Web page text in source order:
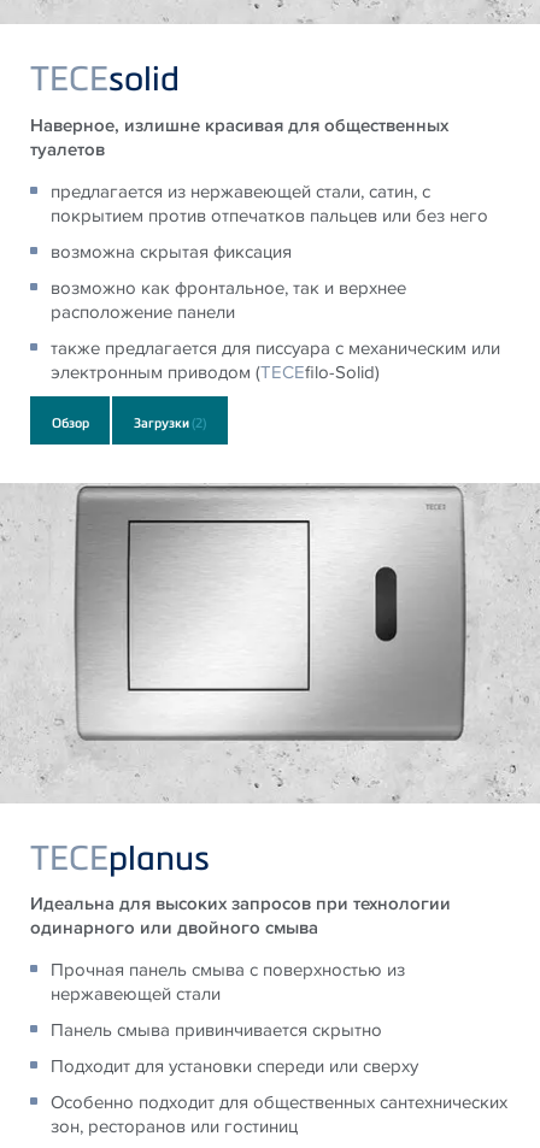
TECEsolid
Наверное, излишне красивая для общественных
туалетов
предлагается из нержавеющей стали, сатин, с
покрытием против отпечатков пальцев или без него
возможна скрытая фиксация
возможно как фронтальное, так и верхнее
расположение панели
также предлагается для писсуара с механическим или
электронным приводом (TECEfilo-Solid)
Обзор Загрузки(2)
TECEplanus
Идеальна для высоких запросов при технологии
одинарного или двойного смыва
Прочная панель смыва с поверхностью из
нержавеющей стали
Панель смыва привинчивается скрытно
Подходит для установки спереди или сверху
Особенно подходит для общественных сантехнических
зон, ресторанов или гостиниц